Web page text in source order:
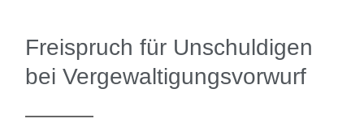
Freispruch für Unschuldigen
bei Vergewaltigungsvorwurf